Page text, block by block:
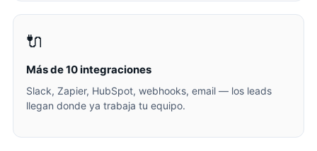
🔌
Más de 10 integraciones
Slack, Zapier, HubSpot, webhooks, email — los leads
llegan donde ya trabaja tu equipo.